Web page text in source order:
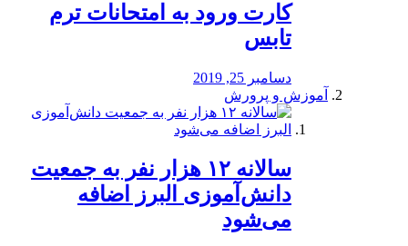
کارت ورود به امتحانات ترم
تابس
دسامبر 25, 2019
آموزش و پرورش
️سالانه ۱۲ هزار نفر به جمعیت
دانش‌آموزی البرز اضافه
می‌شود